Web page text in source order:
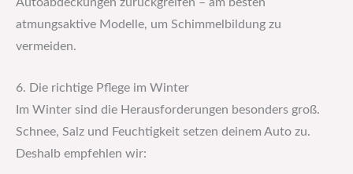
Autoabdeckungen zurückgreifen – am besten
atmungsaktive Modelle, um Schimmelbildung zu
vermeiden.
6. Die richtige Pflege im Winter
Im Winter sind die Herausforderungen besonders groß.
Schnee, Salz und Feuchtigkeit setzen deinem Auto zu.
Deshalb empfehlen wir: